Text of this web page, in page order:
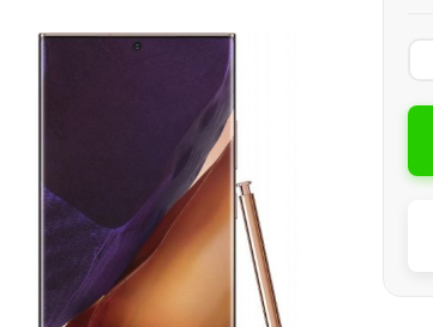
iPhone 16E
iPhone 16 Pro Max
iPhone 16 Pro